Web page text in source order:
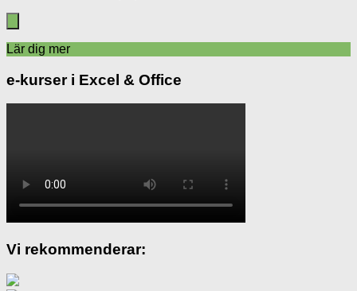
Lär dig mer
e-kurser i Excel & Office
Vi rekommenderar: